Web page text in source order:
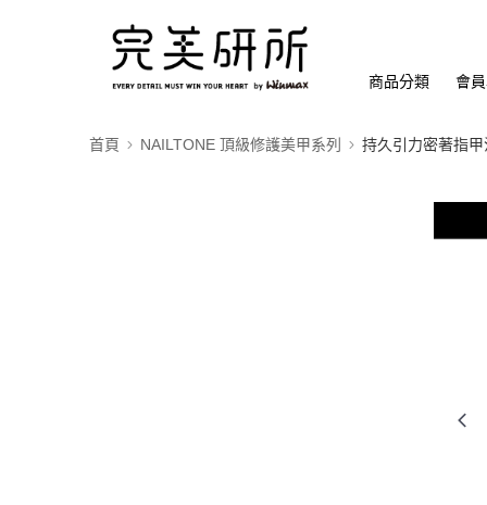
商品分類 會
首頁 NAILTONE 頂級修護美甲系列 持久引力密著指